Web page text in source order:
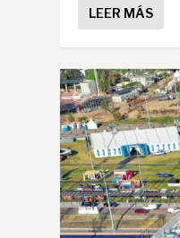
LEER MÁS